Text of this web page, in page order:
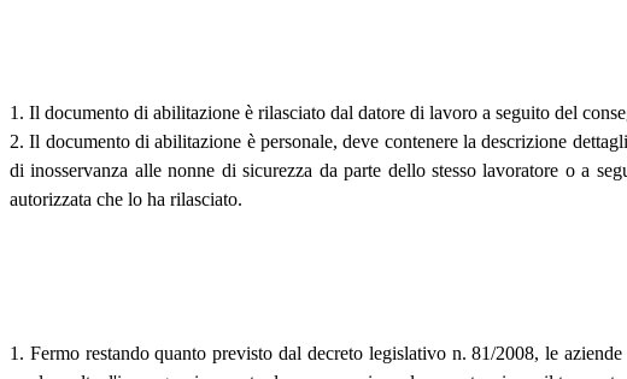
1. Il documento di abilitazione è rilasciato dal datore di lavoro a seguito del
2. Il documento di abilitazione è personale, deve contenere la descrizione
di inosservanza alle nonne di sicurezza da parte dello stesso lavoratore o a
autorizzata che lo ha rilasciato.
1. Fermo restando quanto previsto dal decreto legislativo n. 81/2008, le